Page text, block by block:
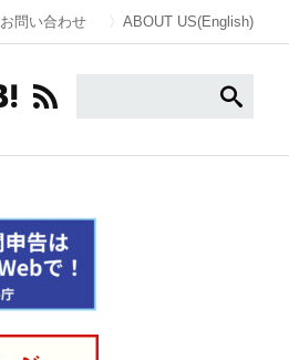
お問い合わせ ABOUT US(English)